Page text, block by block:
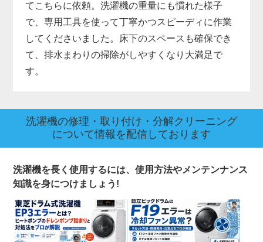
てこちらに依頼。洗濯機の重量にも慣れた様子
で、専用工具を使って丁寧かつスピーディに作業
してくださいました。床下のスペースも確保でき
て、排水まわりの掃除がしやすくなり大満足で
す。
洗濯機の修理・取り付け・分解クリーニング
について情報を配信しております
洗濯機を長く使用するには、使用方法やメンテンナンス
知識を身につけましょう!